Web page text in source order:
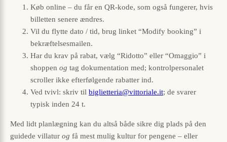
Køb online – du får en QR-kode, som også fungerer, hvis
billetten senere ændres.
Vil du flytte dato / tid, brug linket “Modify booking” i
bekræftelses­mailen.
Har du krav på rabat, vælg “Ridotto” eller “Omaggio” i
shoppen og tag dokumentation med; kontrol­personalet
scroller ikke efterfølgende rabatter ind.
Ved tvivl: skriv til biglietteria@vittoriale.it; de svarer
typisk inden 24 t.
Med lidt planlægning kan du altså både sikre dig plads på den
guidede villatur og få mest mulig kultur for pengene – eller